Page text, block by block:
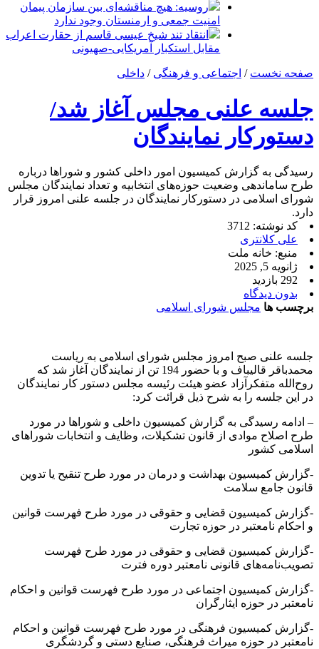
روسیه: هیچ مناقشه‌ای بین سازمان پیمان
امنیت جمعی و ارمنستان وجود ندارد
انتقاد تند شیخ عیسی قاسم از حقارت اعراب
مقابل استکبار آمریکایی-صهیونی
صفحه نخست / اجتماعی و فرهنگی / داخلی
جلسه علنی مجلس آغاز شد/
دستورکار نمایندگان
رسیدگی به گزارش کمیسیون امور داخلی کشور و شوراها درباره
طرح ساماندهی وضعیت حوزه‌های انتخابیه و تعداد نمایندگان مجلس
شورای اسلامی در دستورکار نمایندگان در جلسه علنی امروز قرار
دارد.
کد نوشته: 3712
علی کلانتری
منبع: خانه ملت
ژانویه 5, 2025
292 بازدید
بدون دیدگاه
برچسب ها مجلس شورای اسلامی
جلسه علنی صبح امروز مجلس شورای اسلامی به ریاست
محمدباقر قالیباف و با حضور 194 تن از نمایندگان آغاز شد که
روح‌الله متفکرآزاد عضو هیئت رئیسه مجلس دستور کار نمایندگان
در این جلسه را به شرح ذیل قرائت کرد:
– ادامه رسیدگی به گزارش کمیسیون داخلی و شوراها در مورد
طرح اصلاح موادی از قانون تشکیلات، وظایف و انتخابات شوراهای
اسلامی کشور
-گزارش کمیسیون بهداشت و درمان در مورد طرح تنقیح یا تدوین
قانون جامع سلامت
-گزارش کمیسیون قضایی و حقوقی در مورد طرح فهرست قوانین
و احکام نامعتبر در حوزه تجارت
-گزارش کمیسیون قضایی و حقوقی در مورد طرح فهرست
تصویب‌نامه‌های قانونی نامعتبر دوره فترت
-گزارش کمیسیون اجتماعی در مورد طرح فهرست قوانین و احکام
نامعتبر در حوزه ایثارگران
-گزارش کمیسیون فرهنگی در مورد طرح فهرست قوانین و احکام
نامعتبر در حوزه میراث فرهنگی، صنایع دستی و گردشگری